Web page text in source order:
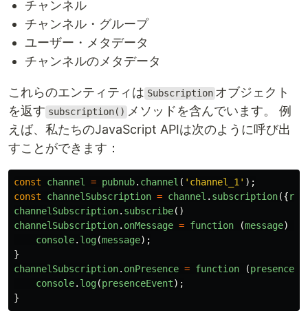
チャンネル
チャンネル・グループ
ユーザー・メタデータ
チャンネルのメタデータ
これらのエンティティは Subscription オブジェクト
を返す subscription() メソッドを含んでいます。 例
えば、私たちのJavaScript APIは次のように呼び出
すことができます：
const channel = pubnub. channel ( ' channel_1 ' );
const
channelSubscription = channel . subscription({
channelSubscription. subscribe()
channelSubscription. onMessage = function (message)
console. log(message);
}
channelSubscription. onPresence = function (
console. log(presenceEvent);
}